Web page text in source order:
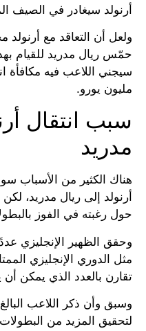
أرنولد سيغادر في الصيف
ولعل أن التعاقد مع أرنولد
حمّس ريال مدريد للقيام
مليون يورو.
سبب انتقال
مدريد
هناك الكثير من الأسباب
أرنولد إلى ريال مدريد،
حول رغبته في الفوز
وحقق الظهير الإنجليزي
مثل الدوري الإنجليزي
تقارن بالعدد الذي يمكن
لتحقيق المزيد من